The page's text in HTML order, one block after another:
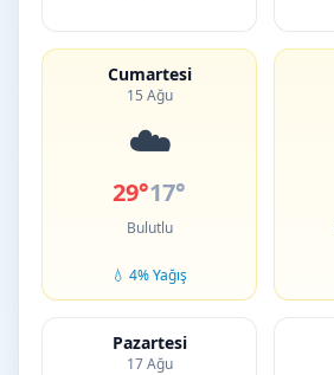
Cumartesi
15 Ağu
☁️
29°17°
Bulutlu
💧 4% Yağış
Pazartesi
17 Ağu